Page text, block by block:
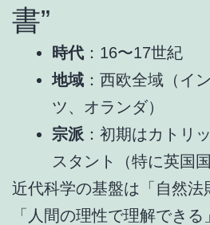
書”
時代 ：16〜17世紀
地域 ：西欧全域（イ
ツ、オランダ）
宗派 ：初期はカトリ
スタント（特に英国国
近代科学の基盤は「自然法
「人間の理性で理解でき